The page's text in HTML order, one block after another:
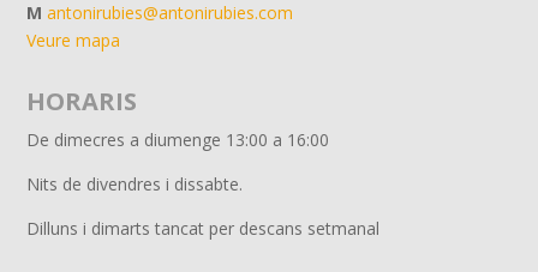
M antonirubies@antonirubies.com
Veure mapa
HORARIS
De dimecres a diumenge 13:00 a 16:00
Nits de divendres i dissabte.
Dilluns i dimarts tancat per descans setmanal